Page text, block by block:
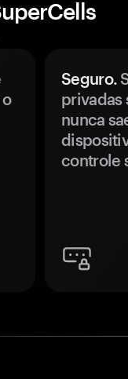
Seguro.
privadas
nunca
controle